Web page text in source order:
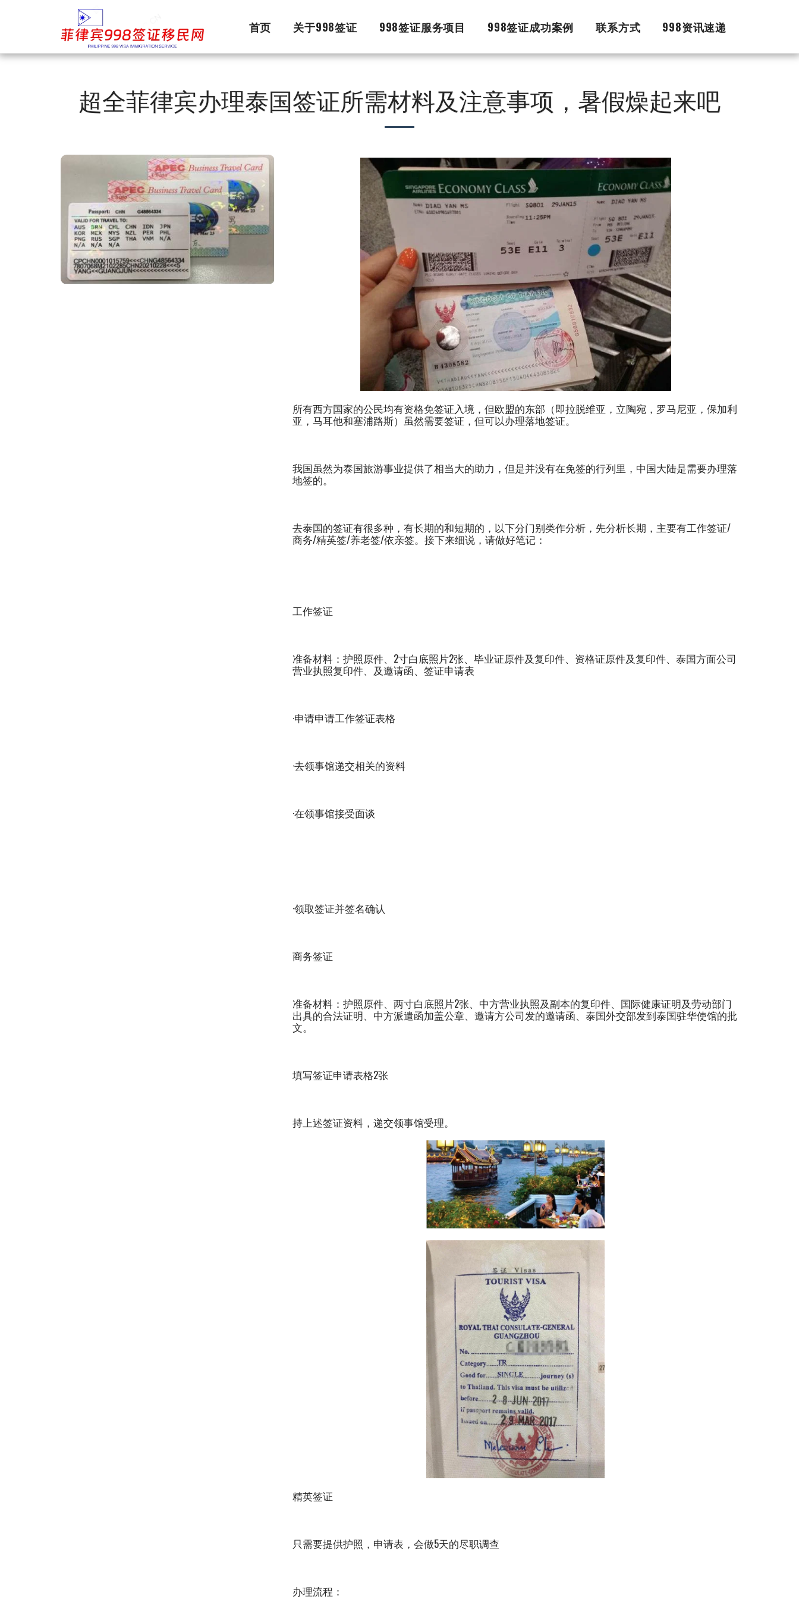
首页 关于998签证 998签证服务项目 998签证成功案例 联系方式 998资讯速递
超全菲律宾办理泰国签证所需材料及注意事项，暑假燥起来吧
所有西方国家的公民均有资格免签证入境，但欧盟的东部（即拉脱维亚，立陶宛，罗马尼亚，保加利
亚，马耳他和塞浦路斯）虽然需要签证，但可以办理落地签证。
我国虽然为泰国旅游事业提供了相当大的助力，但是并没有在免签的行列里，中国大陆是需要办理落
地签的。
去泰国的签证有很多种，有长期的和短期的，以下分门别类作分析，先分析长期，主要有工作签证/
商务/精英签/养老签/依亲签。接下来细说，请做好笔记：
工作签证
准备材料：护照原件、2寸白底照片2张、毕业证原件及复印件、资格证原件及复印件、泰国方面公司
营业执照复印件、及邀请函、签证申请表
·申请申请工作签证表格
·去领事馆递交相关的资料
·在领事馆接受面谈
·领取签证并签名确认
商务签证
准备材料：护照原件、两寸白底照片2张、中方营业执照及副本的复印件、国际健康证明及劳动部门
出具的合法证明、中方派遣函加盖公章、邀请方公司发的邀请函、泰国外交部发到泰国驻华使馆的批
文。
填写签证申请表格2张
持上述签证资料，递交领事馆受理。
精英签证
只需要提供护照，申请表，会做5天的尽职调查
办理流程：